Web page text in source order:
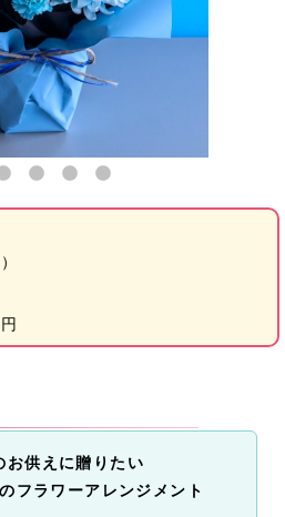
お供えに贈りたい
フラワーアレンジメント